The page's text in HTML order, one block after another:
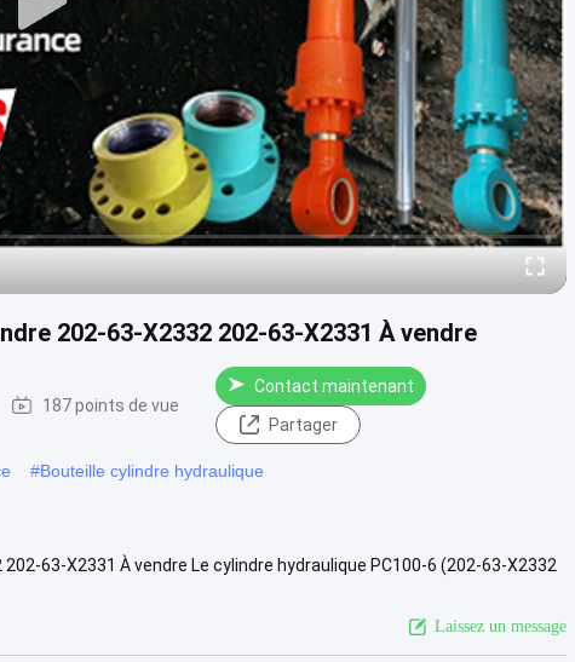
202-63-X2332 202-63-X2331 À vendre
187 points de vue
Contact maintenant
Partager
#Bouteille cylindre hydraulique
63-X2331 À vendre Le cylindre hydraulique PC100-6 (202-63-X2332
Laissez un message